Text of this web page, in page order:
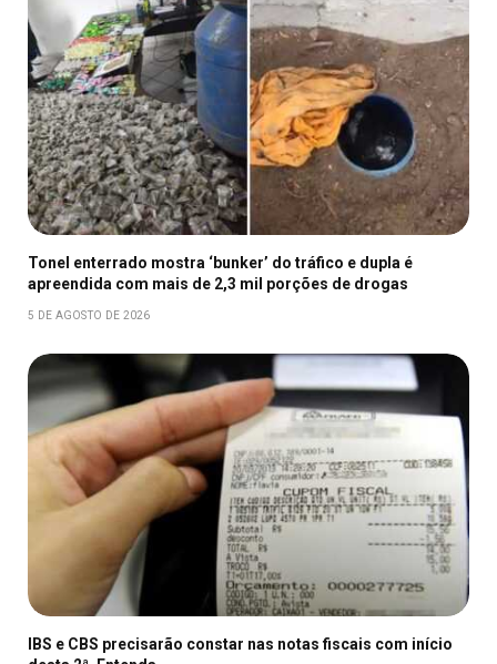
Tonel enterrado mostra ‘bunker’ do tráfico e dupla é
apreendida com mais de 2,3 mil porções de drogas
5 DE AGOSTO DE 2026
IBS e CBS precisarão constar nas notas fiscais com início